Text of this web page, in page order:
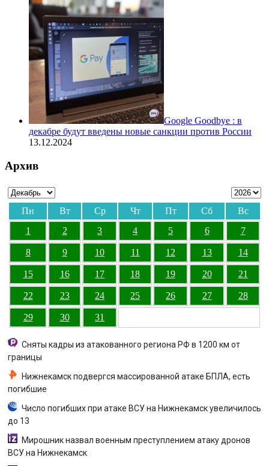
Google Goodbye : в
декабре будут введены новые санкции против России
13.12.2024
Архив
Пн Вт Ср Чт Пт Сб
Вс
1
2 3 4 5 6 7
8 9 10 11 12 13 14
15 16 17 18 19 20 21
22 23 24 25 26 27 28
29 30 31
Сняты кадры из атакованного региона РФ в 1200 км от
границы
Нижнекамск подвергся массированной атаке БПЛА, есть
погибшие
Число погибших при атаке ВСУ на Нижнекамск увеличилось
до 13
Мирошник назвал военным преступлением атаку дронов
ВСУ на Нижнекамск